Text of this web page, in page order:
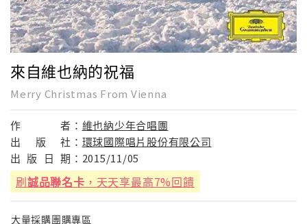
來自維也納的祝福
Merry Christmas From Vienna
作 者： 維也納少年合唱團
出
版 社： 環球國際唱片股份有限公司
出 版 日 期： 2015/11/05
刷誠品聯名卡 ，天天享最高7%回饋
大量採購團購專區